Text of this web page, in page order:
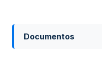
Documentos